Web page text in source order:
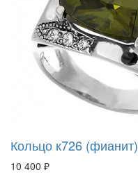
Кольцо к726 (фианит)
10 400 ₽